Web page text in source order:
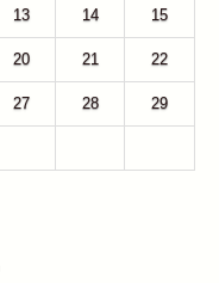
13 14 15
20 21 22
27 28 29